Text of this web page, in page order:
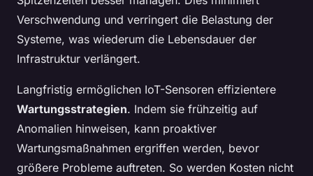
Verschwendung und verringert die Belastung der
Systeme, was wiederum die Lebensdauer der
Infrastruktur verlängert.
Langfristig ermöglichen IoT-Sensoren effizientere
Wartungsstrategien. Indem sie frühzeitig auf
Anomalien hinweisen, kann proaktiver
Wartungsmaßnahmen ergriffen werden, bevor
größere Probleme auftreten. So werden Kosten nicht